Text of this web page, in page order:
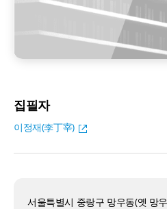
집필자
이정재(李丁宰)
서울특별시 중랑구 망우동(옛 망